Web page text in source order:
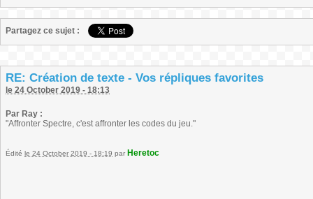
Partagez ce sujet :
RE: Création de texte - Vos répliques favorites
le 24 October 2019 - 18:13
Par Ray :
"Affronter Spectre, c'est affronter les codes du jeu."
Édité le 24 October 2019 - 18:19 par Heretoc